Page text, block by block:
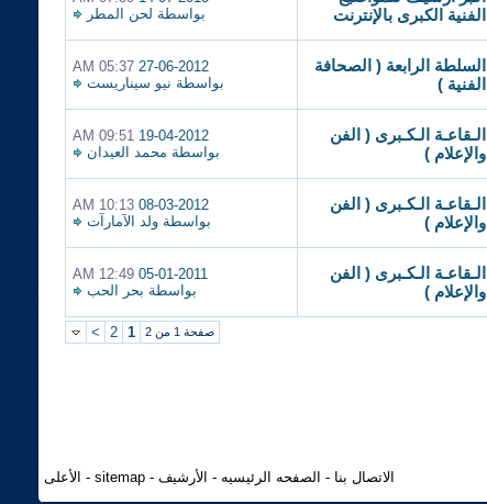
الفنية الكبرى بالإنترنت
بواسطة لحن المطر
السلطة الرابعة ( الصحافة
الفنية )
27-06-2012
05:37 AM
بواسطة نيو سيناريست
الـقاعـة الـكـبرى ( الفن
والإعلام )
19-04-2012
09:51 AM
بواسطة محمد العيدان
الـقاعـة الـكـبرى ( الفن
والإعلام )
08-03-2012
10:13 AM
بواسطة ولد الآمارآت
الـقاعـة الـكـبرى ( الفن
والإعلام )
05-01-2011
12:49 AM
بواسطة بحر الحب
صفحة 1 من 2 1
2
>
الاتصال بنا - الصفحه الرئيسيه - الأرشيف-
sitemap
- الأعلى